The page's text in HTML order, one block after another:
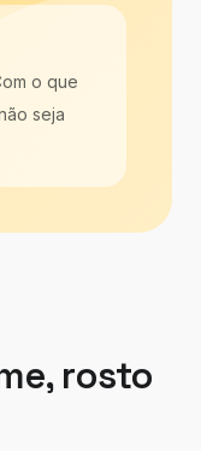
o que
seja
rosto